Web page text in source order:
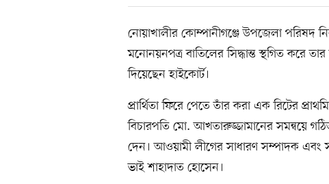
নোয়াখালীর কোম্পানীগঞ্জে উপজেলা পরিষদ
মনোনয়নপত্র বাতিলের সিদ্ধান্ত স্থগিত করে
দিয়েছেন হাইকোর্ট।
প্রার্থিতা ফিরে পেতে তাঁর করা এক রিটের
বিচারপতি মো. আখতারুজ্জামানের সমন্বয়ে
দেন। আওয়ামী লীগের সাধারণ সম্পাদক এবং
ভাই শাহাদাত হোসেন।